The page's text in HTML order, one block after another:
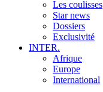
Les coulisses
Star news
Dossiers
Exclusivité
INTER.
Afrique
Europe
International